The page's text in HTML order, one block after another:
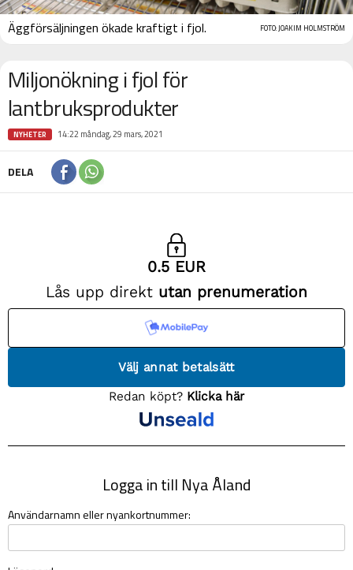
FOTO: JOAKIM HOLMSTRÖM
Äggförsäljningen ökade kraftigt i fjol.
Miljonökning i fjol för
lantbruksprodukter
NYHETER 14:22 måndag, 29 mars, 2021
DELA